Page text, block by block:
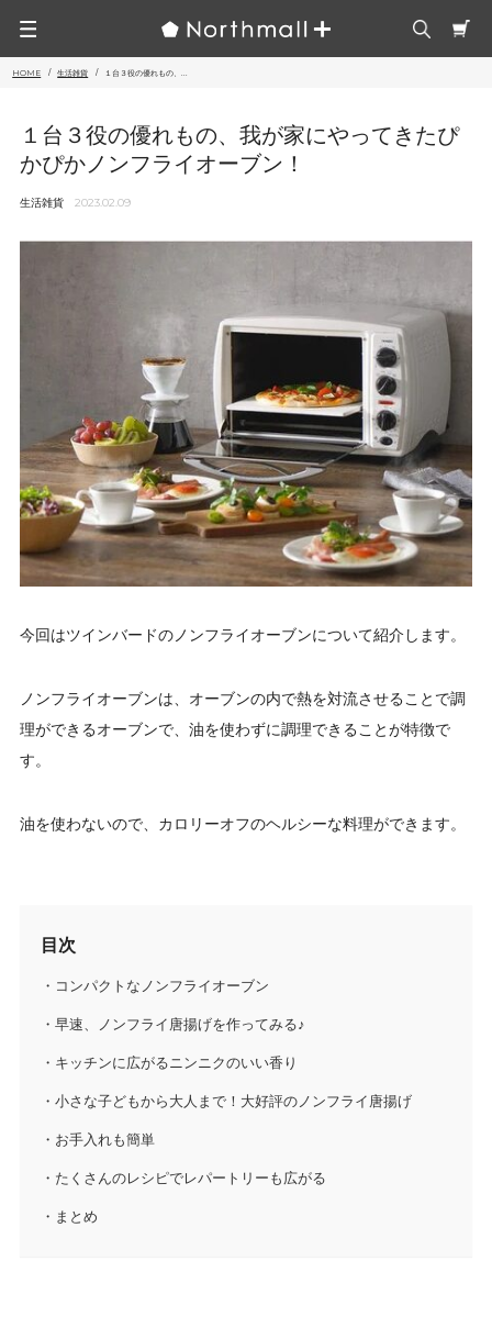
HOME 生活雑貨 １台３役の優れもの、...
１台３役の優れもの、我が家にやってきたぴ
かぴかノンフライオーブン！
生活雑貨 2023.02.09
今回はツインバードのノンフライオーブンについて紹介します。
ノンフライオーブンは、オーブンの内で熱を対流させることで調
理ができるオーブンで、油を使わずに調理できることが特徴で
す。
油を使わないので、カロリーオフのヘルシーな料理ができます。
目次
コンパクトなノンフライオーブン
早速、ノンフライ唐揚げを作ってみる♪
キッチンに広がるニンニクのいい香り
小さな子どもから大人まで！大好評のノンフライ唐揚げ
お手入れも簡単
たくさんのレシピでレパートリーも広がる
まとめ